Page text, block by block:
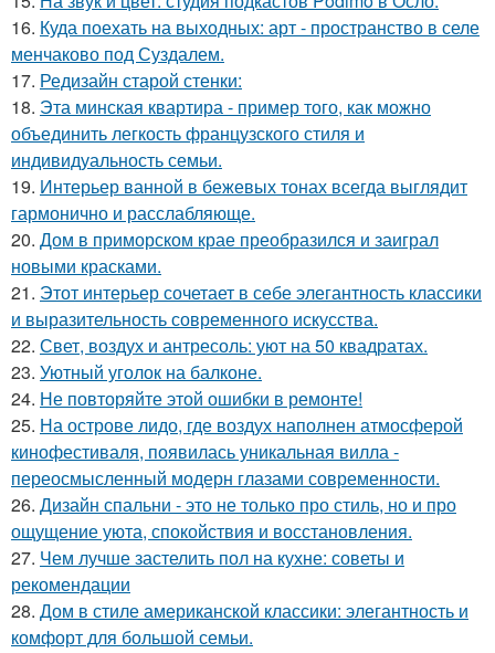
16. Куда поехать на выходных: арт - пространство в селе
менчаково под Суздалем.
17. Редизайн старой стенки:
18. Эта минская квартира - пример того, как можно
объединить легкость французского стиля и
индивидуальность семьи.
19. Интерьер ванной в бежевых тонах всегда выглядит
гармонично и расслабляюще.
20. Дом в приморском крае преобразился и заиграл
новыми красками.
21. Этот интерьер сочетает в себе элегантность классики
и выразительность современного искусства.
22. Свет, воздух и антресоль: уют на 50 квадратах.
23. Уютный уголок на балконе.
24. Не повторяйте этой ошибки в ремонте!
25. На острове лидо, где воздух наполнен атмосферой
кинофестиваля, появилась уникальная вилла -
переосмысленный модерн глазами современности.
26. Дизайн спальни - это не только про стиль, но и про
ощущение уюта, спокойствия и восстановления.
27. Чем лучше застелить пол на кухне: советы и
рекомендации
28. Дом в стиле американской классики: элегантность и
комфорт для большой семьи.